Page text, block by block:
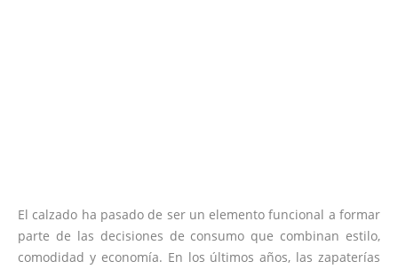
El calzado ha pasado de ser un elemento funcional a formar
parte de las decisiones de consumo que combinan estilo,
comodidad y economía. En los últimos años, las zapaterías